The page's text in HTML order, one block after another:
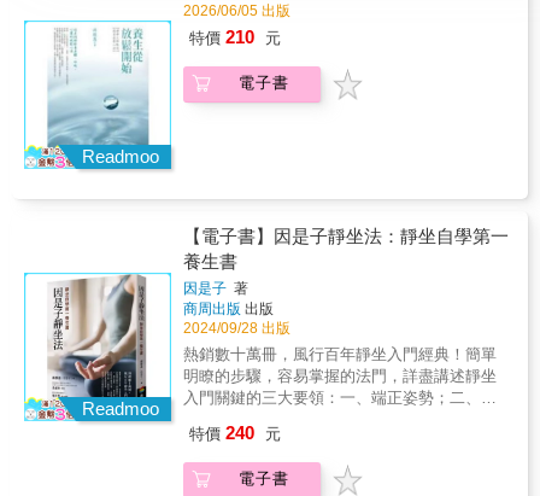
Readmoo
2026/06/05 出版
特價 210 元
電子書
Readmoo
【電子書】因是子靜坐法：靜坐自學第一
養生書
因是子 著
商周出版 出版
2024/09/28 出版
熱銷數十萬冊，風行百年靜坐入門經典！簡單
明瞭的步驟，容易掌握的法門，詳盡講述靜坐
入門關鍵的三大要領：一、端正姿勢；二、意
心理師專業導讀，超越宗教，不限性別、地
點、年齡，在家就能輕鬆自學，感受身心自我
療癒的妙不可言之境。&融合儒佛道家養生智
特價 240 元
電子書